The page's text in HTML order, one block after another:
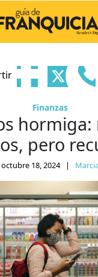
Finanzas
hormiga:
pero
octubre 18, 2024 |